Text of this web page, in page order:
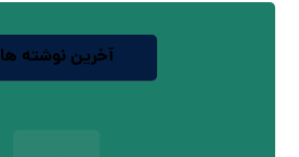
آخرین نوشته ها